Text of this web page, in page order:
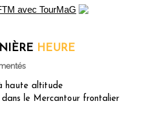
HEURE
haute altitude
le Mercantour frontalier